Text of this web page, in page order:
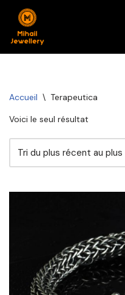
Aller
au
Accueil \ Terapeutica
Voici le seul résultat